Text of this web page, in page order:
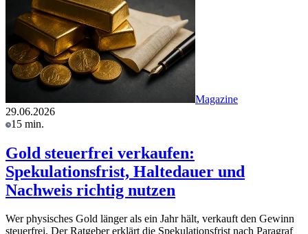
Magazine
29.06.2026
15 min.
Gold steuerfrei verkaufen:
Spekulationsfrist, Haltedauer und
Nachweis richtig nutzen
Wer physisches Gold länger als ein Jahr hält, verkauft den Gewinn
steuerfrei. Der Ratgeber erklärt die Spekulationsfrist nach Paragraf